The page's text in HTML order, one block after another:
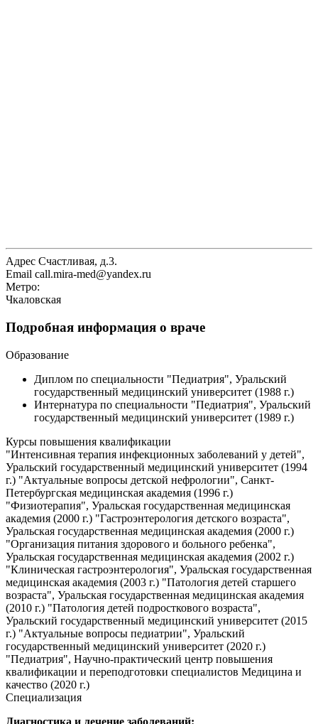
Адрес Счастливая, д.3.
Email call.mira-med@yandex.ru
Метро:
Чкаловская
Подробная информация о враче
Образование
Диплом по специальности "Педиатрия", Уральский
государственный медицинский университет (1988 г.)
Интернатура по специальности "Педиатрия", Уральский
государственный медицинский университет (1989 г.)
Курсы повышения квалификации
"Интенсивная терапия инфекционных заболеваний у детей",
Уральский государственный медицинский университет (1994
г.) "Актуальные вопросы детской нефрологии", Санкт-
Петербургская медицинская академия (1996 г.)
"Физиотерапия", Уральская государственная медицинская
академия (2000 г.) "Гастроэнтерология детского возраста",
Уральская государственная медицинская академия (2000 г.)
"Организация питания здорового и больного ребенка",
Уральская государственная медицинская академия (2002 г.)
"Клиническая гастроэнтерология", Уральская государственная
медицинская академия (2003 г.) "Патология детей старшего
возраста", Уральская государственная медицинская академия
(2010 г.) "Патология детей подросткового возраста",
Уральский государственный медицинский университет (2015
г.) "Актуальные вопросы педиатрии", Уральский
государственный медицинский университет (2020 г.)
"Педиатрия", Научно-практический центр повышения
квалификации и переподготовки специалистов Медицина и
качество (2020 г.)
Специализация
Диагностика и лечение заболеваний: